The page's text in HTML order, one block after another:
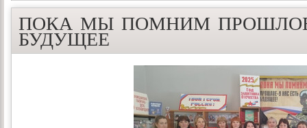
ПОКА МЫ ПОМНИМ
БУДУЩЕЕ